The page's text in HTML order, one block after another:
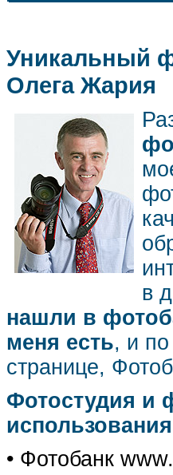
Уникальный
Олега Жария
в
нашли в
меня есть, и
странице,
Фотостудия и
• Фотобанк